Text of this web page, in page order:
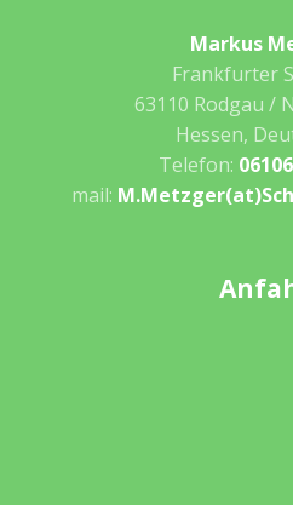
Markus
Frankfurter
63110 Rodgau /
Hessen,
Telefon:
mail: